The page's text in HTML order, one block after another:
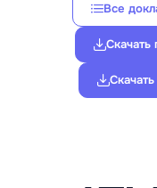
Все